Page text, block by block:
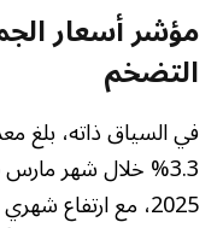
التضخم
في السياق ذاته، بلغ